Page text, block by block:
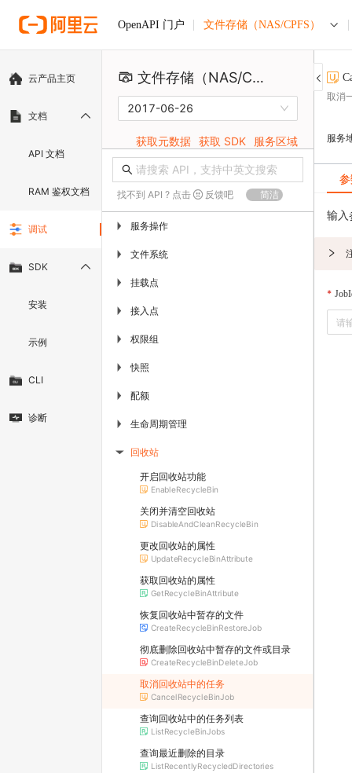
OpenAPI 门户 文件存储（NAS/CPFS）
云产品主页
文档
API 文档
RAM 鉴权文档
调试
SDK
安装
示例
CLI
诊断
文件存储（NAS/CPFS）
2017-06-26
获取元数据 获取 SDK 服务区域
找不到 API ? 点击 反馈吧 简洁
▶ 服务操作
▶ 文件系统
▶ 挂载点
▶ 接入点
▶ 权限组
▶ 快照
▶ 配额
▶ 生命周期管理
▶ 回收站
开启回收站功能
EnableRecycleBin
关闭并清空回收站
DisableAndCleanRecycleBin
更改回收站的属性
UpdateRecycleBinAttribute
获取回收站的属性
GetRecycleBinAttribute
恢复回收站中暂存的文件
CreateRecycleBinRestoreJob
彻底删除回收站中暂存的文件或目录
CreateRecycleBinDeleteJob
取消回收站中的任务
CancelRecycleBinJob
查询回收站中的任务列表
ListRecycleBinJobs
查询最近删除的目录
ListRecentlyRecycledDirectories
取消
服务
输入